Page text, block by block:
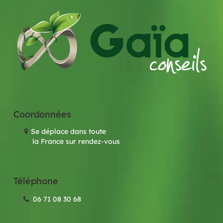
Coordonnées
Se déplace dans toute
la France sur rendez-vous
Téléphone
06 71 08 30 68